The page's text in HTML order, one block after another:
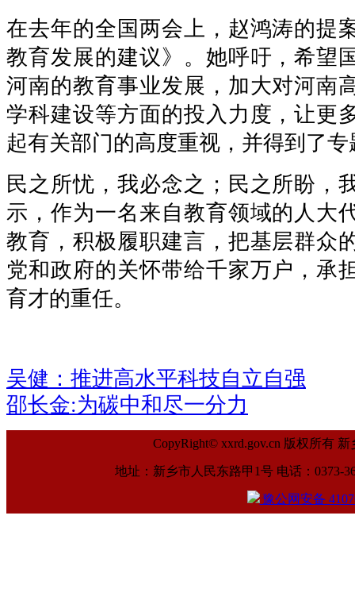
在去年的全国两会上，赵鸿涛的提
教育发展的建议》。她呼吁，希望
河南的教育事业发展，加大对河南
学科建设等方面的投入力度，让更
起有关部门的高度重视，并得到了专
民之所忧，我必念之；民之所盼，
示，作为一名来自教育领域的人大
教育，积极履职建言，把基层群众
党和政府的关怀带给千家万户，承
育才的重任。
吴健：推进高水平科技自立自强
邵长金:为碳中和尽一分力
CopyRight© xxrd.gov.cn 版权所有
地址：新乡市人民东路甲1号 电话：0373-
豫公网安备